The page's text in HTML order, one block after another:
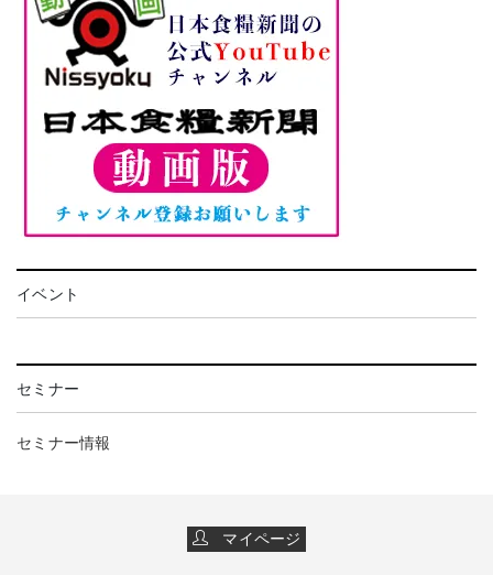
イベント
セミナー
セミナー情報
マイページ